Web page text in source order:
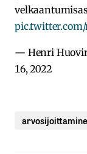
— Henri
16, 2022